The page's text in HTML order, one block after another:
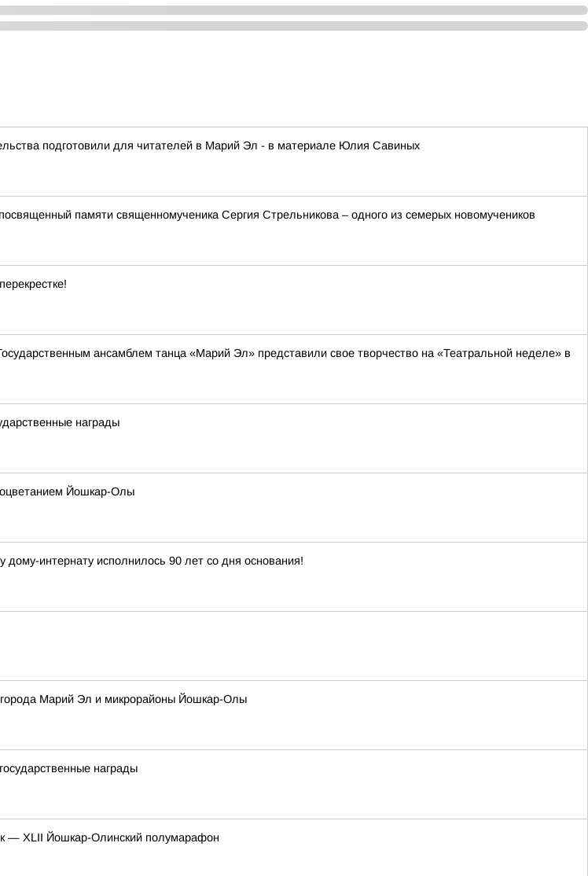
подготовили для читателей в Марий Эл - в материале Юлия Савиных
памяти священномученика Сергия Стрельникова – одного из семерых новомучеников
ансамблем танца «Марий Эл» представили свое творчество на «Театральной неделе» в
награды
Йошкар-Олы
интернату исполнилось 90 лет со дня основания!
города Марий Эл и микрорайоны Йошкар-Олы
награды
— XLII Йошкар-Олинский полумарафон